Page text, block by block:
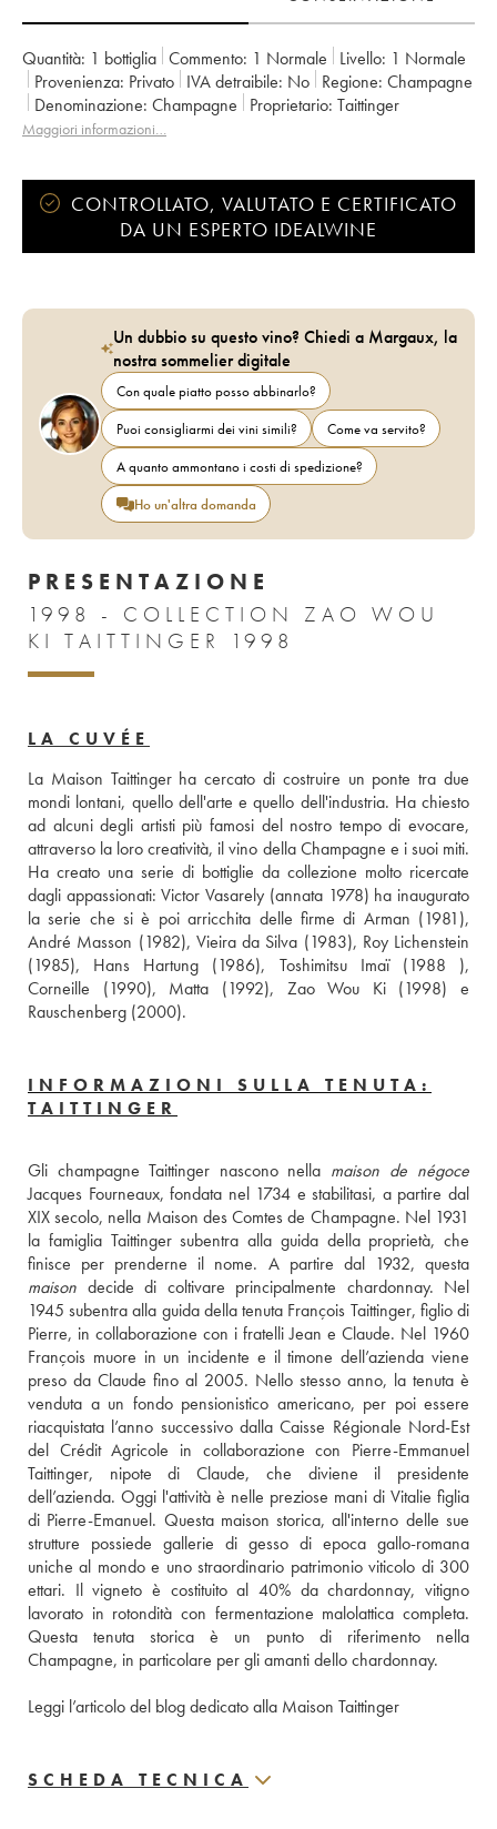
Quantità: 1 bottiglia Commento: 1 Normale Livello: 1 Normale
Provenienza:
privato IVA detraibile: no Regione:
Champagne
Denominazione:
Champagne Proprietario: Taittinger
Maggiori informazioni…
CONTROLLATO, VALUTATO E CERTIFICATO
DA UN ESPERTO IDEALWINE
Un dubbio su questo vino? Chiedi a Margaux, la
nostra sommelier digitale
Con quale piatto posso abbinarlo?
Puoi consigliarmi dei vini simili?
Come va servito?
A quanto ammontano i costi di spedizione?
Ho un'altra domanda
PRESENTAZIONE
1998 - COLLECTION ZAO WOU
KI TAITTINGER 1998
LA CUVÉE
La Maison Taittinger ha cercato di costruire un ponte tra due
mondi lontani, quello dell'arte e quello dell'industria. Ha chiesto
ad alcuni degli artisti più famosi del nostro tempo di evocare,
attraverso la loro creatività, il vino della Champagne e i suoi miti.
Ha creato una serie di bottiglie da collezione molto ricercate
dagli appassionati: Victor Vasarely (annata 1978) ha inaugurato
la serie che si è poi arricchita delle firme di Arman (1981),
André Masson (1982), Vieira da Silva (1983), Roy Lichenstein
(1985), Hans Hartung (1986), Toshimitsu Imaï (1988 ),
Corneille (1990), Matta (1992), Zao Wou Ki (1998) e
Rauschenberg (2000).
INFORMAZIONI SULLA TENUTA:
TAITTINGER
Gli champagne Taittinger nascono nella maison de négoce
Jacques Fourneaux, fondata nel 1734 e stabilitasi, a partire dal
XIX secolo, nella Maison des Comtes de Champagne. Nel 1931
la famiglia Taittinger subentra alla guida della proprietà, che
maison decide di coltivare principalmente chardonnay. Nel
1945 subentra alla guida della tenuta François Taittinger, figlio di
Pierre, in collaborazione con i fratelli Jean e Claude. Nel 1960
François muore in un incidente e il timone dell’azienda viene
preso da Claude fino al 2005. Nello stesso anno, la tenuta è
venduta a un fondo pensionistico americano, per poi essere
riacquistata l’anno successivo dalla Caisse Régionale Nord-Est
del Crédit Agricole in collaborazione con Pierre-Emmanuel
Taittinger, nipote di Claude, che diviene il presidente
dell’azienda. Oggi l'attività è nelle preziose mani di Vitalie figlia
di Pierre-Emanuel. Questa maison storica, all'interno delle sue
strutture possiede gallerie di gesso di epoca gallo-romana
uniche al mondo e uno straordinario patrimonio viticolo di 300
ettari. Il vigneto è costituito al 40% da chardonnay, vitigno
lavorato in rotondità con fermentazione malolattica completa.
Questa tenuta storica è un punto di riferimento nella
Champagne, in particolare per gli amanti dello chardonnay.
Leggi l’articolo del blog dedicato alla Maison Taittinger
SCHEDA TECNICA